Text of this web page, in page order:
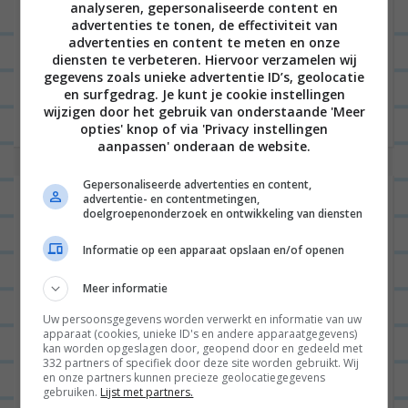
VORIGE POST
VOLGENDE POST
Laat een reactie achter
Het e-mailadres wordt niet gepubliceerd.Vereiste
velden zijn gemarkeerd met
analyseren, gepersonaliseerde content en
advertenties te tonen, de effectiviteit van
advertenties en content te meten en onze
diensten te verbeteren. Hiervoor verzamelen wij
gegevens zoals unieke advertentie ID’s, geolocatie
en surfgedrag. Je kunt je cookie instellingen
wijzigen door het gebruik van onderstaande 'Meer
opties' knop of via 'Privacy instellingen
aanpassen' onderaan de website.
Gepersonaliseerde advertenties en content,
advertentie- en contentmetingen,
doelgroepenonderzoek en ontwikkeling van diensten
Informatie op een apparaat opslaan en/of openen
Meer informatie
Uw persoonsgegevens worden verwerkt en informatie van uw
apparaat (cookies, unieke ID's en andere apparaatgegevens)
kan worden opgeslagen door, geopend door en gedeeld met
332 partners of specifiek door deze site worden gebruikt. Wij
en onze partners kunnen precieze geolocatiegegevens
gebruiken. Lijst met partners.